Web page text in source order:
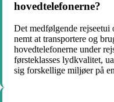
hovedtelefonerne?
Det medfølgende
nemt at transportere og
hovedtelefonerne under
førsteklasses lydkvalitet,
sig forskellige miljøer på